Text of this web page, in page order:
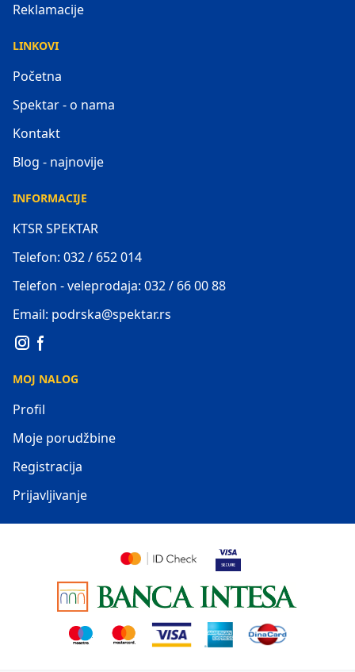
Reklamacije
LINKOVI
Početna
Spektar - o nama
Kontakt
Blog - najnovije
INFORMACIJE
KTSR SPEKTAR
Telefon: 032 / 652 014
Telefon - veleprodaja: 032 / 66 00 88
Email: podrska@spektar.rs
MOJ NALOG
Profil
Moje porudžbine
Registracija
Prijavljivanje